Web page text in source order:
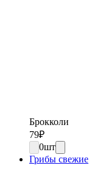
Брокколи
79₽
0шт
Грибы свежие